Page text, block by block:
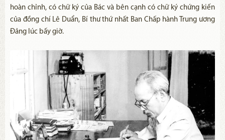
hoàn chỉnh, có chữ ký của Bác và bên cạnh có chữ ký chứng kiến
của đồng chí Lê Duẩn, Bí thư thứ nhất Ban Chấp hành Trung ương
Đảng lúc bấy giờ.